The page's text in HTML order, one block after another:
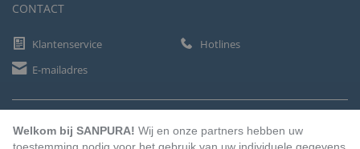
CONTACT
Klantenservice
Hotlines
E-mailadres
Welkom bij SANPURA! Wij en onze partners hebben uw